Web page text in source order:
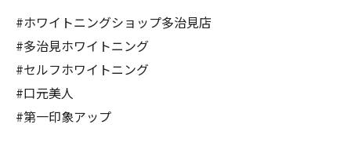
#ホワイトニングショップ多治見店
#多治見ホワイトニング
#セルフホワイトニング
#口元美人
#第一印象アップ